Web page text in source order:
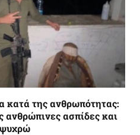
κατά της ανθρωπότητας:
ασπίδες και